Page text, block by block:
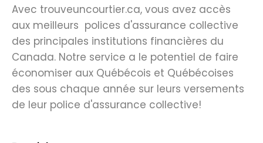
Avec trouveuncourtier.ca, vous avez accès
aux meilleurs polices d'assurance collective
des principales institutions financières du
Canada. Notre service a le potentiel de faire
économiser aux Québécois et Québécoises
des sous chaque année sur leurs versements
de leur police d'assurance collective!